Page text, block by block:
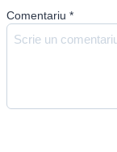
Comentariu *